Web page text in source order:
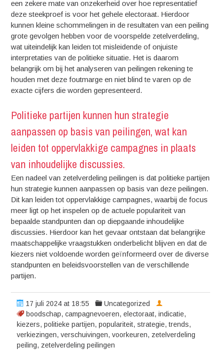
een zekere mate van onzekerheid over hoe representatief
deze steekproef is voor het gehele electoraat. Hierdoor
kunnen kleine schommelingen in de resultaten van een peiling
grote gevolgen hebben voor de voorspelde zetelverdeling,
wat uiteindelijk kan leiden tot misleidende of onjuiste
interpretaties van de politieke situatie. Het is daarom
belangrijk om bij het analyseren van peilingen rekening te
houden met deze foutmarge en niet blind te varen op de
exacte cijfers die worden gepresenteerd.
Politieke partijen kunnen hun strategie
aanpassen op basis van peilingen, wat kan
leiden tot oppervlakkige campagnes in plaats
van inhoudelijke discussies.
Een nadeel van zetelverdeling peilingen is dat politieke partijen
hun strategie kunnen aanpassen op basis van deze peilingen.
Dit kan leiden tot oppervlakkige campagnes, waarbij de focus
meer ligt op het inspelen op de actuele populariteit van
bepaalde standpunten dan op diepgaande inhoudelijke
discussies. Hierdoor kan het gevaar ontstaan dat belangrijke
maatschappelijke vraagstukken onderbelicht blijven en dat de
kiezers niet voldoende worden geïnformeerd over de diverse
standpunten en beleidsvoorstellen van de verschillende
partijen.
17 juli 2024 at 18:55
Uncategorized
boodschap,campagnevoeren,electoraat,indicatie,
kiezers,politieke partijen,populariteit,strategie,trends,
verkiezingen,verschuivingen,voorkeuren, zetelverdeling
peiling, zetelverdeling peilingen